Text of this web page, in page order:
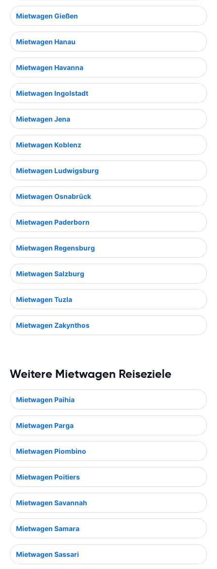
Mietwagen Gießen
Mietwagen Hanau
Mietwagen Havanna
Mietwagen Ingolstadt
Mietwagen Jena
Mietwagen Koblenz
Mietwagen Ludwigsburg
Mietwagen Osnabrück
Mietwagen Paderborn
Mietwagen Regensburg
Mietwagen Salzburg
Mietwagen Tuzla
Mietwagen Zakynthos
Weitere Mietwagen Reiseziele
Mietwagen Paihia
Mietwagen Parga
Mietwagen Piombino
Mietwagen Poitiers
Mietwagen Savannah
Mietwagen Samara
Mietwagen Sassari